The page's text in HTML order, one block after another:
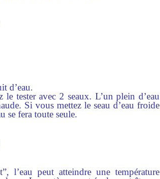
d’eau.
tester avec 2 seaux. L’un plein d’eau
Si vous mettez le seau d’eau froide
se fera toute seule.
l’eau peut atteindre une température